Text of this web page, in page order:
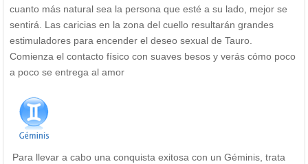
cuanto más natural sea la persona que esté a su lado, mejor se
sentirá. Las caricias en la zona del cuello resultarán grandes
estimuladores para encender el deseo sexual de Tauro.
Comienza el contacto físico con suaves besos y verás cómo poco
a poco se entrega al amor
Para llevar a cabo una conquista exitosa con un Géminis, trata